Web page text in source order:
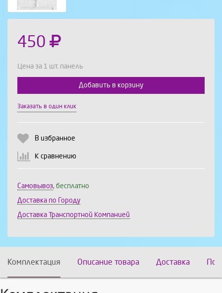
450
Цена за 1 шт. панель
Добавить в корзину
Заказать в один клик
В избранное
К сравнению
Самовывоз, бесплатно
Доставка по Городу
Доставка Транспортной Компанией
Комплектация Описание товара Доставка